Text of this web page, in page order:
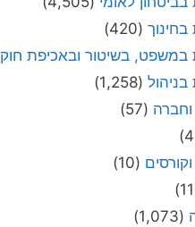
בחינוך (420)
במשפט, בשיטור ובאכיפת חוק
בניהול (1,258)
(57)
(10)
(1,073)